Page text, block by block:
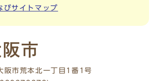
びサイトマップ
阪市荒本北一丁目1番1号